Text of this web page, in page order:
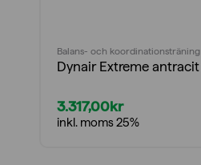
Balans- och koordinationsträning
Dynair Extreme antracit
3.317,00kr
inkl. moms 25%